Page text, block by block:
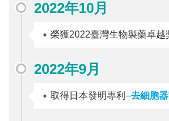
2022年10月
榮獲2022臺灣生物製藥卓越
2022年9月
取得日本發明專利–去細胞